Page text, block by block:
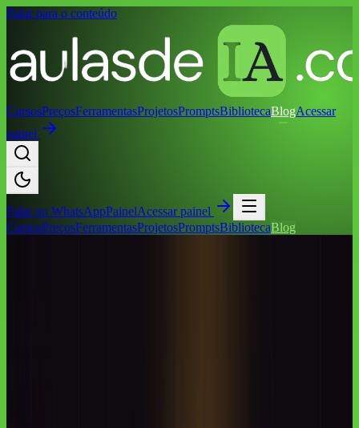
Pular para o conteúdo
CursosPreçosFerramentasProjetosPromptsBibliotecaBlogAcessar
painel
Falar no WhatsAppPainelAcessar painel
CursosPreçosFerramentasProjetosPromptsBibliotecaBlog